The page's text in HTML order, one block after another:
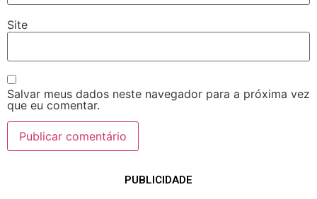
Site
Salvar meus dados neste navegador para a próxima vez
que eu comentar.
PUBLICIDADE